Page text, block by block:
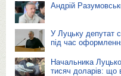
Андрій
У Луцьку депутат
під час
Начальника
тисяч доларів: що